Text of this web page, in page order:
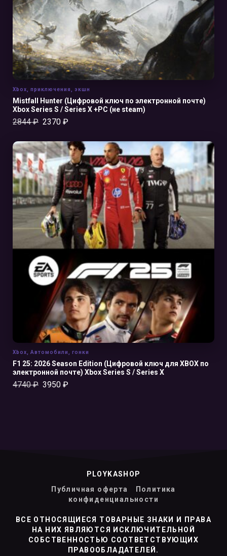
Mistfall Hunter (Цифровой ключ по электронной почте)
Xbox Series S / Series X +PC (не steam)
2844₽ 2370 ₽
Xbox приключения экшн
В КОРЗИНУ
F1 25: 2026 Season Edition (Цифровой ключ для XBOX по
электронной почте) Xbox Series S / Series X
4740₽ 3950 ₽
Xbox Автомобили гонки
PLOYKASHOP
Публичная оферта
Политика
конфиденциальности
ВСЕ ОТНОСЯЩИЕСЯ ТОВАРНЫЕ ЗНАКИ И ПРАВА
НА НИХ ЯВЛЯЮТСЯ ИСКЛЮЧИТЕЛЬНОЙ
СОБСТВЕННОСТЬЮ СООТВЕТСТВУЮЩИХ
ПРАВООБЛАДАТЕЛЕЙ.